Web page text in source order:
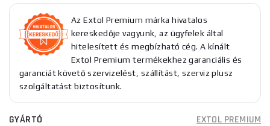
Az Extol Premium márka hivatalos
kereskedője vagyunk, az ügyfelek által
hitelesített és megbízható cég. A kínált
Extol Premium termékekhez garanciális és
garanciát követő szervizelést, szállítást, szerviz plusz
szolgáltatást biztosítunk.
GYÁRTÓ
EXTOL PREMIUM